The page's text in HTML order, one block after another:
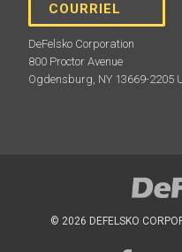
Kit d'alimentation
COURRIEL
DeFelsko Corporation
800 Proctor Avenue
Ogdensburg, NY 13669-2205
© 2026 DEFELSKO